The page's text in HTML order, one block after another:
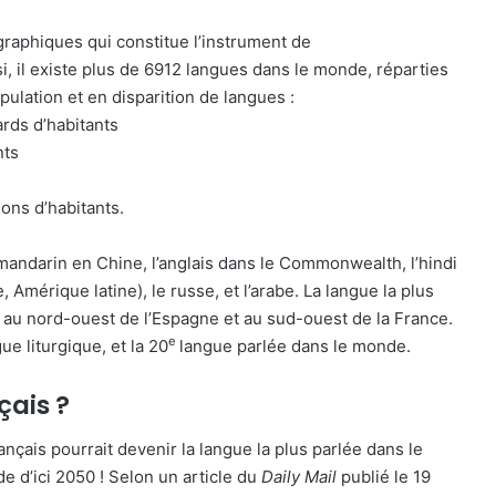
qui constitue l’instrument de
il existe plus de 6912 langues dans le monde, réparties
et en disparition de langues :
d’habitants
d’habitants.
en Chine, l’anglais dans le Commonwealth, l’hindi
Amérique latine), le russe, et l’arabe. La langue la plus
nord-ouest de l’Espagne et au sud-ouest de la France.
liturgique, et la 20e langue parlée dans le monde.
?
pourrait devenir la langue la plus parlée dans le
d’ici 2050 ! Selon un article duDaily Mail publié le 19